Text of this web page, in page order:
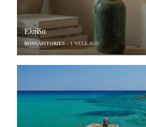
Ελπίδα
BONSAISTORIES 1 WEEK AGO